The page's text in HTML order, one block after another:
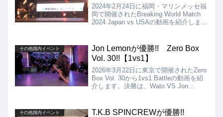
2024年2月24日に福岡・マリンメッセ福
岡で開催されたBreaking World Match
2024 Japan vs USAの動画を紹介しま
ン発祥国アメリカと、メダル獲得が大い
に期待される強豪日本が激突しました!!
その他国内イベント
Jon Lemonが優勝!! Zero Box
Vol. 30!!【1vs1】
2026年3月22日に東京で開催されたZero
Box Vol. 30から1vs1 Battleの動画を紹
介します。決勝は、Wato VS Jon
その他国内イベント
T.K.B SPINCREWが優勝!!